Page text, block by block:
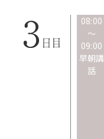
08:00
～
09:00
早朝講
話